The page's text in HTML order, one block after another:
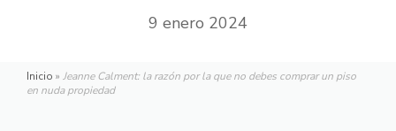
9 enero 2024
Inicio » Jeanne Calment: la razón por la que no debes comprar un piso
en nuda propiedad